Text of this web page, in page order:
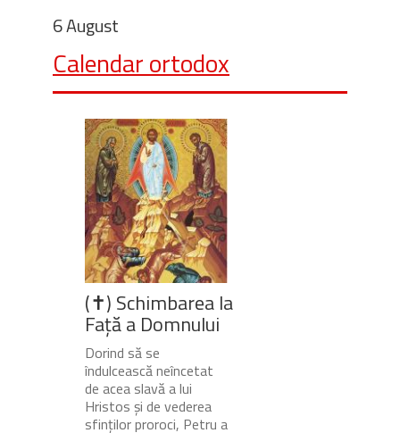
6 August
Calendar ortodox
(✝) Schimbarea la
Față a Domnului
Dorind să se
îndulcească neîncetat
de acea slavă a lui
Hristos și de vederea
sfinților proroci, Petru a